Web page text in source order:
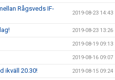
Rågsveds IF-
2019-08-23 14:43
2019-08-23 13:26
2019-08-19 09:13
2019-08-16 09:07
ikväll 20.30! 2019-08-15 09:24